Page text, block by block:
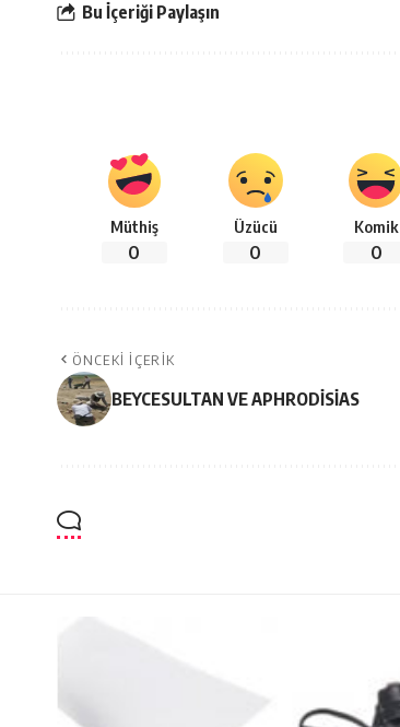
Bu İçeriği Paylaşın
Müthiş
0
Üzücü
0
Komik
0
ÖNCEKI İÇERIK
BEYCESULTAN VE APHRODİSİAS